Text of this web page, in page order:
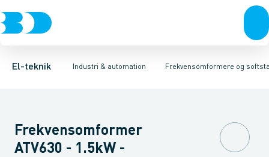
El-teknik Industri & automation
Afbrydere, stikkontakter & lampeudtagForgreningsmateriel
Frekvensomformere og
Industristiksystemer Frekvensomformere og softstartere
Frekvensomformer =˂1 kVFilter for lavspændingSoft Starter
Frekvensomformer
ATV630 - 1.5kW -